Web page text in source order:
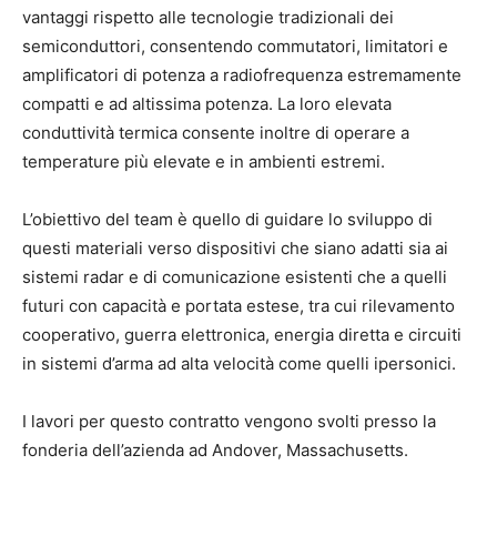
vantaggi rispetto alle tecnologie tradizionali dei
semiconduttori, consentendo commutatori, limitatori e
amplificatori di potenza a radiofrequenza estremamente
compatti e ad altissima potenza. La loro elevata
conduttività termica consente inoltre di operare a
temperature più elevate e in ambienti estremi.
L’obiettivo del team è quello di guidare lo sviluppo di
questi materiali verso dispositivi che siano adatti sia ai
sistemi radar e di comunicazione esistenti che a quelli
futuri con capacità e portata estese, tra cui rilevamento
cooperativo, guerra elettronica, energia diretta e circuiti
in sistemi d’arma ad alta velocità come quelli ipersonici.
I lavori per questo contratto vengono svolti presso la
fonderia dell’azienda ad Andover, Massachusetts.